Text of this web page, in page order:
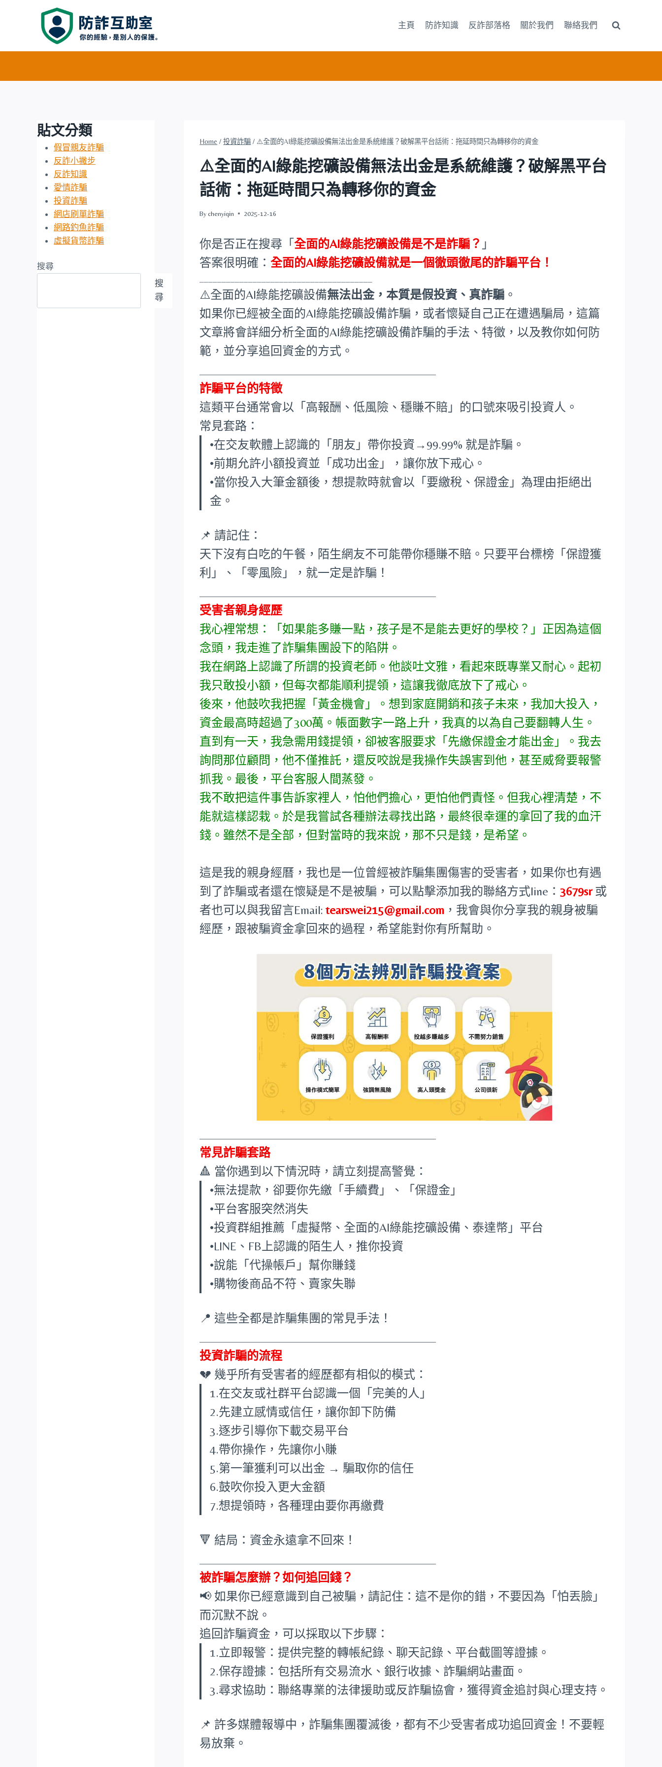
主頁 防詐知識 反詐部落格 關於我們 聯絡我們
Home / 投資詐騙 / ⚠️全面的AI綠能挖礦設備無法出金是系統維護？破解黑平台話術：拖延時間只為轉移你的資金
⚠️全面的AI綠能挖礦設備無法出金是系統維護？破解黑平台
話術：拖延時間只為轉移你的資金
By chenyiqin 2025-12-16
你是否正在搜尋「全面的AI綠能挖礦設備是不是詐騙？ 」
答案很明確：全面的AI綠能挖礦設備就是一個徹頭徹尾的詐騙平台！
⚠️全面的AI綠能挖礦設備無法出金，本質是假投資、真詐騙 。
如果你已經被全面的AI綠能挖礦設備詐騙，或者懷疑自己正在遭遇騙局，這篇
文章將會詳細分析全面的AI綠能挖礦設備詐騙的手法、特徵，以及教你如何防
範，並分享追回資金的方式。
詐騙平台的特徵
這類平台通常會以「高報酬、低風險、穩賺不賠」的口號來吸引投資人。
常見套路：
•在交友軟體上認識的「朋友」帶你投資→99.99% 就是詐騙。
•前期允許小額投資並「成功出金」，讓你放下戒心。
•當你投入大筆金額後，想提款時就會以「要繳稅、保證金」為理由拒絕出
金。
📌 請記住：
天下沒有白吃的午餐，陌生網友不可能帶你穩賺不賠。只要平台標榜「保證獲
利」、「零風險」，就一定是詐騙！
受害者親身經歷
我心裡常想：「如果能多賺一點，孩子是不是能去更好的學校？」正因為這個
念頭，我走進了詐騙集團設下的陷阱。
我在網路上認識了所謂的投資老師。他談吐文雅，看起來既專業又耐心。起初
我只敢投小額，但每次都能順利提領，這讓我徹底放下了戒心。
後來，他鼓吹我把握「黃金機會」。想到家庭開銷和孩子未來，我加大投入，
資金最高時超過了300萬。帳面數字一路上升，我真的以為自己要翻轉人生。
直到有一天，我急需用錢提領，卻被客服要求「先繳保證金才能出金」。我去
詢問那位顧問，他不僅推託，還反咬說是我操作失誤害到他，甚至威脅要報警
抓我。最後，平台客服人間蒸發。
我不敢把這件事告訴家裡人，怕他們擔心，更怕他們責怪。但我心裡清楚，不
能就這樣認栽。於是我嘗試各種辦法尋找出路，最終很幸運的拿回了我的血汗
錢。雖然不是全部，但對當時的我來說，那不只是錢，是希望。
這是我的親身經曆，我也是一位曾經被詐騙集團傷害的受害者，如果你也有遇
到了詐騙或者還在懷疑是不是被騙，可以點擊添加我的聯絡方式line：3679sr 或
者也可以與我留言Email: tearswei215@gmail.com ，我會與你分享我的親身被騙
經歷，跟被騙資金拿回來的過程，希望能對你有所幫助。
常見詐騙套路
🔺 當你遇到以下情況時，請立刻提高警覺：
•無法提款，卻要你先繳「手續費」、「保證金」
•平台客服突然消失
•投資群組推薦「虛擬幣、全面的AI綠能挖礦設備、泰達幣」平台
•LINE、FB上認識的陌生人，推你投資
•說能「代操帳戶」幫你賺錢
•購物後商品不符、賣家失聯
📍 這些全都是詐騙集團的常見手法！
投資詐騙的流程
💔 幾乎所有受害者的經歷都有相似的模式：
1.在交友或社群平台認識一個「完美的人」
2.先建立感情或信任，讓你卸下防備
3.逐步引導你下載交易平台
4.帶你操作，先讓你小賺
5.第一筆獲利可以出金 → 騙取你的信任
6.鼓吹你投入更大金額
7.想提領時，各種理由要你再繳費
🔻 結局：資金永遠拿不回來！
被詐騙怎麼辦？如何追回錢？
📢 如果你已經意識到自己被騙，請記住：這不是你的錯，不要因為「怕丟臉」
而沉默不說。
追回詐騙資金，可以採取以下步驟：
1.立即報警：提供完整的轉帳紀錄、聊天記錄、平台截圖等證據。
2.保存證據：包括所有交易流水、銀行收據、詐騙網站畫面。
3.尋求協助：聯絡專業的法律援助或反詐騙協會，獲得資金追討與心理支持。
📌 許多媒體報導中，詐騙集團覆滅後，都有不少受害者成功追回資金！不要輕
易放棄。
貼文分類
假冒親友詐騙
反詐小撇步
反詐知識
愛情詐騙
投資詐騙
網店刷單詐騙
網路釣魚詐騙
虛擬貨幣詐騙
搜尋
搜
尋